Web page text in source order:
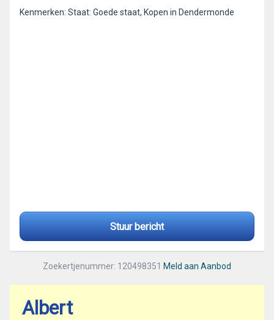
Kenmerken: Staat: Goede staat, Kopen in Dendermonde
Stuur bericht
Zoekertjenummer: 120498351 Meld aan Aanbod
Albert